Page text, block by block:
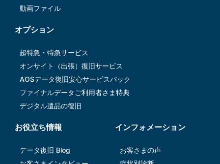
動画ファイル
オプション
超特急・特急サービス
オンサイト（出張）復旧サービス
AOSデータ復旧安⼼サービスパック
ファイナルデータご利⽤者さま特典
デジタル遺品の復旧
お役立ち情報
データ復旧 Blog
インフォメーション
お客さまの声